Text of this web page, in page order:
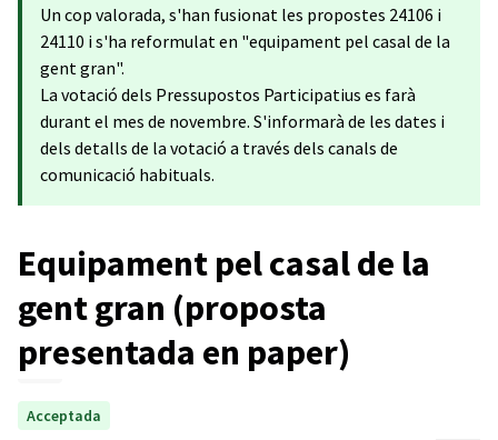
Un cop valorada, s'han fusionat les propostes 24106 i
24110 i s'ha reformulat en "equipament pel casal de la
gent gran".
La votació dels Pressupostos Participatius es farà
durant el mes de novembre. S'informarà de les dates i
dels detalls de la votació a través dels canals de
comunicació habituals.
Equipament pel casal de la
gent gran (proposta
presentada en paper)
Acceptada